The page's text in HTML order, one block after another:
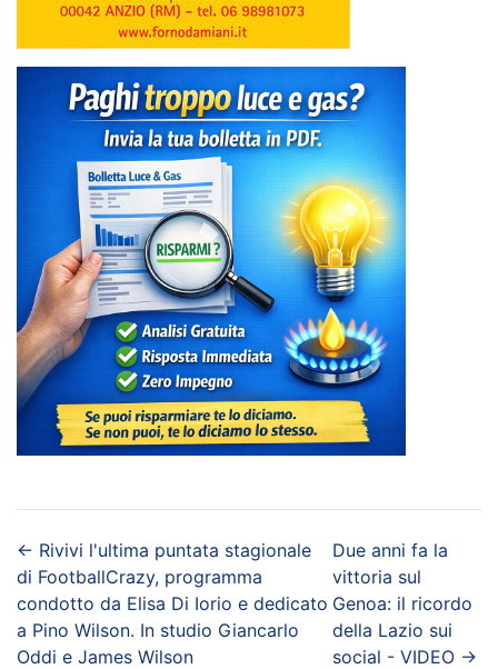
← Rivivi l'ultima puntata stagionale
di FootballCrazy, programma
condotto da Elisa Di Iorio e dedicato
a Pino Wilson. In studio Giancarlo
Oddi e James Wilson
Due anni fa la
vittoria sul
Genoa: il ricordo
della Lazio sui
social - VIDEO→